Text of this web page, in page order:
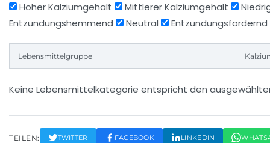
Hoher Kalziumgehalt Mittlerer Kalziumgehalt
Entzündungshemmend
Neutral Entzündungsfördernd
Lebensmittelgruppe
Keine Lebensmittelkategorie entspricht den
TEILEN: TWITTER FACEBOOK LINKEDIN